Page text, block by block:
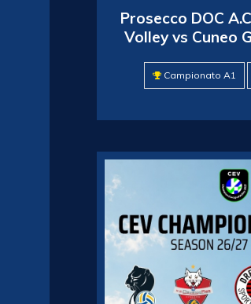
Prosecco DOC
Volley vs Cuneo
Campionato A1